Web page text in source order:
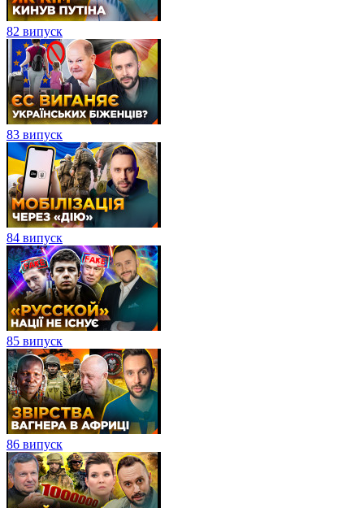
82 випуск
83 випуск
84 випуск
85 випуск
86 випуск